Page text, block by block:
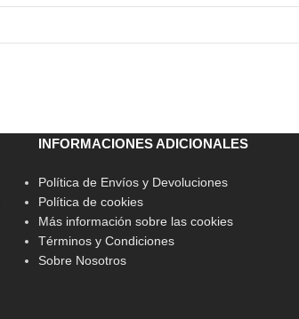
INFORMACIONES ADICIONALES
Política de Envíos y Devoluciones
Política de cookies
Más información sobre las cookies
Términos y Condiciones
Sobre Nosotros